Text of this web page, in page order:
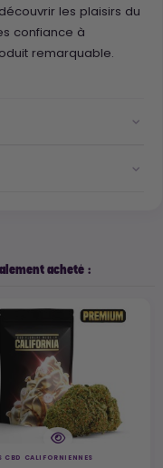
les plaisirs du
confiance à
remarquable.
acheté :
CBD CALIFORNIENNES